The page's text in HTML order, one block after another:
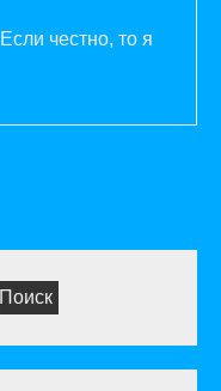
честно, то я